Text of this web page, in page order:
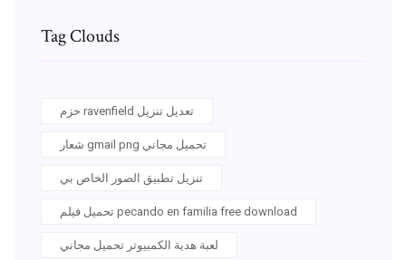
Tag Clouds
حزم ravenfield تعديل تنزيل
شعار gmail png تحميل مجاني
تنزيل تطبيق الصور الخاص بي
تحميل فيلم pecando en familia free download
لعبة هدية الكمبيوتر تحميل مجاني